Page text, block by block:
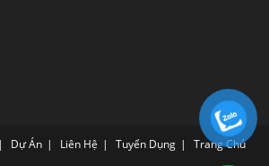
Dự Án Liên Hệ Tuyển Dụng Trang Chủ